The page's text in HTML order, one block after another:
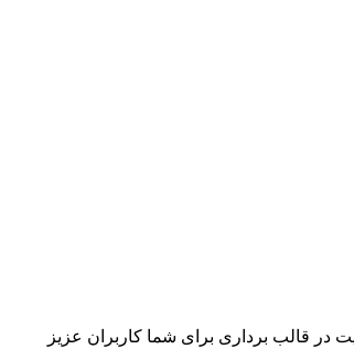
در قالب برداری برای شما کاربران عزیز